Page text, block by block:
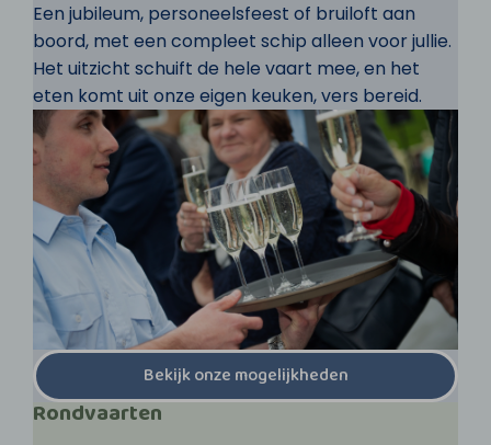
Een jubileum, personeelsfeest of bruiloft aan
boord, met een compleet schip alleen voor jullie.
Het uitzicht schuift de hele vaart mee, en het
eten komt uit onze eigen keuken, vers bereid.
Bekijk onze mogelijkheden
Rondvaarten